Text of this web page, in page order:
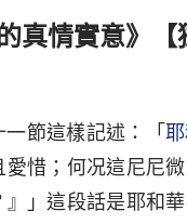
真情實意》【
節這樣記述：「
惜；何况這尼尼
」這段話是耶和